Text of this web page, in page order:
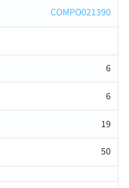
COMPO021390
6
6
19
50